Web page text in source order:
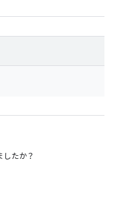
したか？